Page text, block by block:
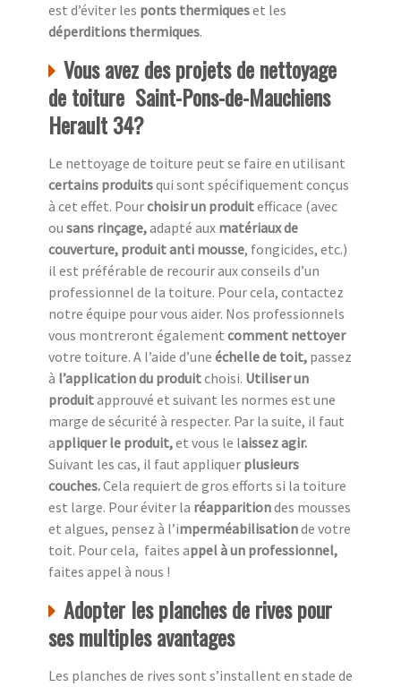
est d’éviter les ponts thermiqueset les
déperditions thermiques.
Vous avez des projets de nettoyage
de toiture Saint-Pons-de-Mauchiens
Herault 34?
Le nettoyage de toiture peut se faire en utilisant
certains produitsqui sont spécifiquement conçus
à cet effet. Pourchoisir un produitefficace (avec
ou sans rinçage,adapté aux matériaux de
couverture, produit anti mousse, fongicides, etc.)
il est préférable de recourir aux conseils d’un
professionnel de la toiture. Pour cela, contactez
notre équipe pour vous aider. Nos professionnels
vous montreront également comment nettoyer
votre toiture. A l’aide d’une échelle de toit, passez
à l’application du produitchoisi. Utiliser un
produitapprouvé et suivant les normes est une
marge de sécurité à respecter. Par la suite, il faut
appliquer le produit,et vous le laissez agir.
Suivant les cas, il faut appliquer plusieurs
couches.Cela requiert de gros efforts si la toiture
est large. Pour éviter la réapparitiondes mousses
et algues, pensez à l’imperméabilisationde votre
toit. Pour cela, faites appel à un professionnel,
faites appel à nous !
Adopter les planches de rives pour
ses multiples avantages
Les planches de rives sont s’installent en stade de